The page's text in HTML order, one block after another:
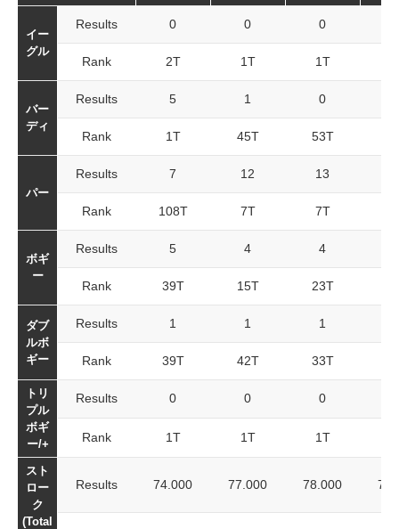
イー
グル
Results 0 0 0
Rank 2T 1T 1T
バー
ディ
Results 5 1 0
Rank 1T 45T 53T
パー
Results 7 12 13
Rank 108T 7T 7T
ボギ
ー
Results 5 4 4
Rank 39T 15T 23T
ダブ
ルボ
ギー
Results 1 1 1
Rank 39T 42T 33T
トリ
プル
ボギ
ー/+
Results 0 0 0
Rank 1T 1T 1T
スト
ロー
ク
(Total
Results 74.000 77.000 78.000